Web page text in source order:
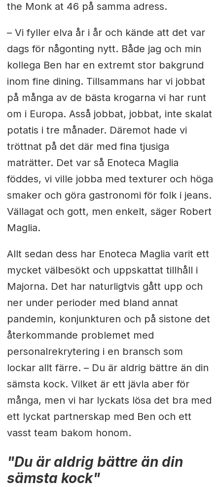
the Monk at 46 på samma adress.
– Vi fyller elva år i år och kände att det var
dags för någonting nytt. Både jag och min
kollega Ben har en extremt stor bakgrund
inom fine dining. Tillsammans har vi jobbat
på många av de bästa krogarna vi har runt
om i Europa. Asså jobbat, jobbat, inte skalat
potatis i tre månader. Däremot hade vi
tröttnat på det där med fina tjusiga
maträtter. Det var så Enoteca Maglia
föddes, vi ville jobba med texturer och höga
smaker och göra gastronomi för folk i jeans.
Vällagat och gott, men enkelt, säger Robert
Maglia.
Allt sedan dess har Enoteca Maglia varit ett
mycket välbesökt och uppskattat tillhåll i
Majorna. Det har naturligtvis gått upp och
ner under perioder med bland annat
pandemin, konjunkturen och på sistone det
återkommande problemet med
personalrekrytering i en bransch som
lockar allt färre. – Du är aldrig bättre än din
sämsta kock. Vilket är ett jävla aber för
många, men vi har lyckats lösa det bra med
ett lyckat partnerskap med Ben och ett
vasst team bakom honom.
"Du är aldrig bättre än din
sämsta kock"